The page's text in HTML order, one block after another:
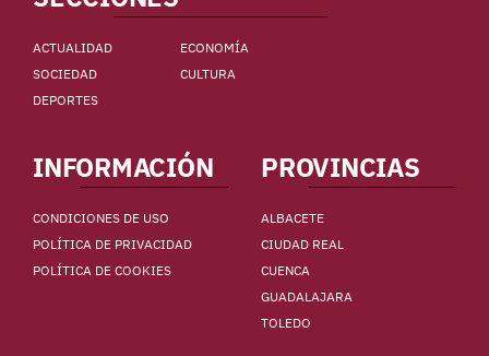
ACTUALIDAD
ECONOMÍA
SOCIEDAD
CULTURA
DEPORTES
INFORMACIÓN
CONDICIONES DE USO
POLÍTICA DE PRIVACIDAD
POLÍTICA DE COOKIES
PROVINCIAS
ALBACETE
CIUDAD REAL
CUENCA
GUADALAJARA
TOLEDO